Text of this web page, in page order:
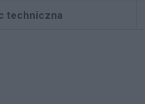
techniczna